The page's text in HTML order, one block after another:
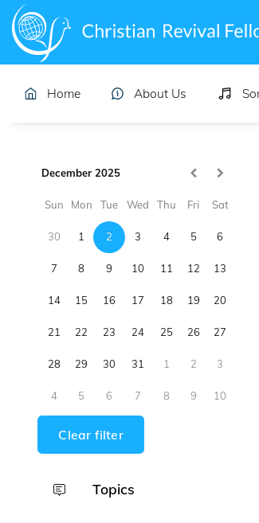
Home About Us
December 2025
Sun Mon Tue Wed Thu Fri Sat
30 1 2 3 4 5 6
7 8 9 10 11 12 13
14 15 16 17 18 19 20
21 22 23 24 25 26 27
28 29 30 31 1 2 3
4 5 6 7 8 9 10
Clear filter
Topics